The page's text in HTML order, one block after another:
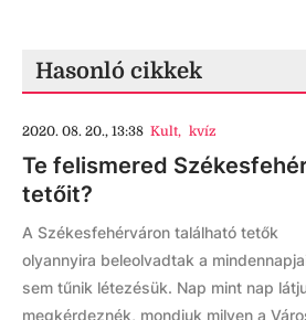
Hasonló cikkek
2020. 08. 20., 13:38 Kult, kvíz
Te felismered
tetőit?
A Székesfehérváron található tetők
olyannyira beleolvadtak a
sem tűnik létezésük. Nap mint nap
megkérdeznék, mondjuk milyen a